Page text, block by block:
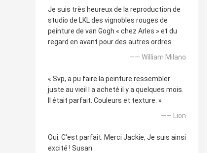
Je suis très heureux de la reproduction de
studio de LKL des vignobles rouges de
peinture de van Gogh « chez Arles » et du
regard en avant pour des autres ordres.
—— William Milano
« Svp, a pu faire la peinture ressembler
juste au vieil I a acheté il y a quelques mois.
Il était parfait. Couleurs et texture. »
—— Lion
Oui. C'est parfait. Merci Jackie, Je suis ainsi
excité ! Susan